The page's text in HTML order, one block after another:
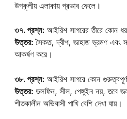
উপকূলীয় এলাকায় প্রভাব ফেলে।
৩৭. প্রশ্ন: আইরিশ সাগরের তীরে কোন
উত্তর: সৈকত, দ্বীপ, জাহাজ ভ্রমণ এবং
আকর্ষণ করে।
৩৮. প্রশ্ন: আইরিশ সাগরে কোন
উত্তর: ডলফিন, সীল, পেঙ্গুইন নয়, তবে
শীতকালীন অভিবাসী পাখি বেশি দেখা যায়।